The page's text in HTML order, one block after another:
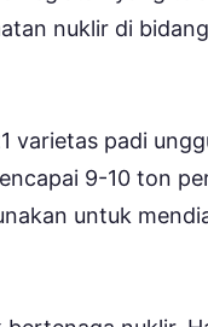
nuklir di
varietas padi
9-10 ton
untuk